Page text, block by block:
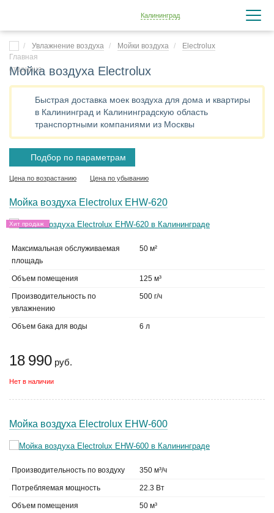
Калининград
Увлажнение воздуха Мойки воздуха Electrolux
Мойка воздуха Electrolux
Быстрая доставка моек воздуха для дома и квартиры
в Калининград и Калининградскую область
транспортными компаниями из Москвы
Подбор по параметрам
Цена по возрастанию Цена по убыванию
Мойка воздуха Electrolux EHW-620
Хит продаж
Максимальная обслуживаемая
площадь
50 м²
Объем помещения 125 м³
Производительность по
увлажнению
500 г/ч
Объем бака для воды 6 л
18 990 руб.
Нет в наличии
Мойка воздуха Electrolux EHW-600
Производительность по воздуху 350 м³/ч
Потребляемая мощность 22.3 Вт
Объем помещения 50 м³